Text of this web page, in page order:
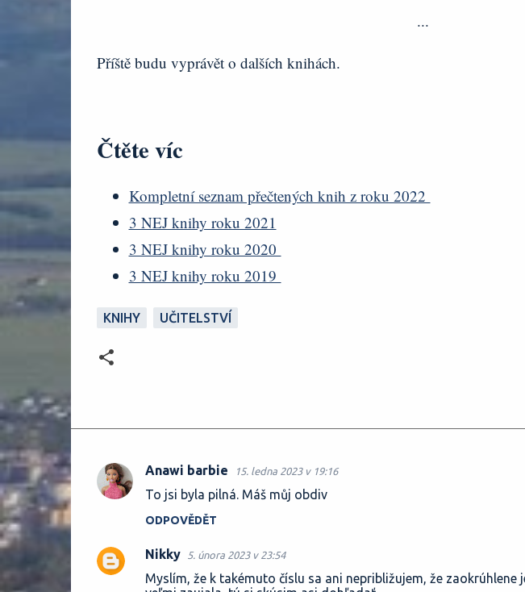
...
Příště budu vyprávět o dalších knihách.
Čtěte víc
Kompletní seznam přečtených knih z roku 2022
3 NEJ knihy roku 2021
3 NEJ knihy roku 2020
3 NEJ knihy roku 2019
KNIHY UČITELSTVÍ
K
e
n
Anawi barbie 15. ledna 2023 v 19:16
To jsi byla pilná. Máš můj obdiv
ODPOVĚDĚT
Nikky 5. února 2023 v 23:54
Myslím, že k takémuto číslu sa ani nepribližujem, že zaokrúhlene